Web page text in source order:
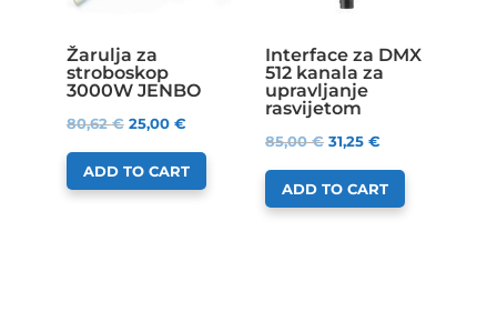
Žarulja za
stroboskop
3000W JENBO
80,62€ 25,00 €
ADD TO CART
Interface za DMX
512 kanala za
upravljanje
rasvijetom
85,00€ 31,25 €
ADD TO CART